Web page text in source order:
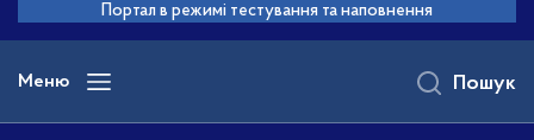
основного
вмісту
Портал в режимі тестування та наповнення
Меню Пошук